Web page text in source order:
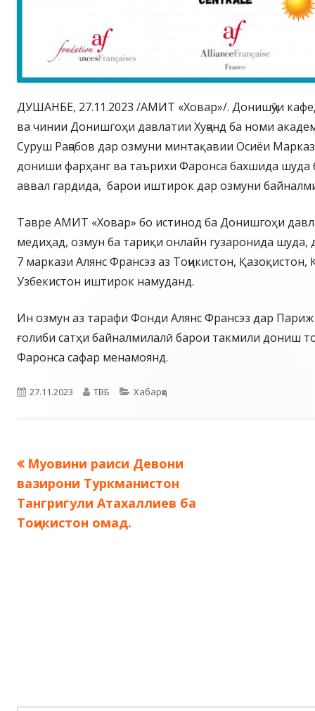
ДУШАНБЕ, 27.11.2023 /АМИТ «Ховар»/. Донишҷӯи
ва чинии Донишгоҳи давлатии Хуҷанд ба номи
Суруш Раҷабов дар озмуни минтақавии Осиёи
дониши фарҳанг ва таърихи Фаронса бахшида шуда
аввал гардида, барои иштирок дар озмуни
Тавре АМИТ «Ховар» бо истинод ба Донишгоҳи
медиҳад, озмун ба тариқи онлайн гузаронида
7 маркази Алянс Франсэз аз Тоҷикистон, Қазоқистон,
Узбeкистон иштирок намуданд.
Ин озмун аз тарафи Фонди Алянс Франсэз дар
ғолиби сатҳи байналмилалӣ барои такмили дониш
Фаронса сафар менамоянд.
Опубликовано
27.11.2023 Автор
ТВБ Рубрики
Хабарҳо
Навигация
по
записям
Предыдущая
запись:
Муовини раиси Девони
вазирони Туркманистон
Тангригули Атахаллиев ба
Тоҷикистон омад.